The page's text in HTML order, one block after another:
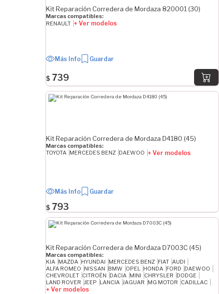
Kit Reparación Corredera de Mordaza 820001 (30)
Marcas compatibles:
RENAULT + Ver modelos
Más Info Guardar
$ 739
Kit Reparación Corredera de Mordaza D4180 (45)
Marcas compatibles:
TOYOTA MERCEDES BENZ DAEWOO + Ver modelos
Más Info Guardar
$ 793
Kit Reparación Corredera de Mordaza D7003C (45)
Marcas compatibles:
KIA MAZDA HYUNDAI MERCEDES BENZ FIAT AUDI
ALFA ROMEO NISSAN BMW OPEL HONDA FORD DAEWOO
CHEVROLET CITROËN DACIA MINI CHRYSLER DODGE
LAND ROVER JEEP LANCIA JAGUAR MG MOTOR CADILLAC
+ Ver modelos